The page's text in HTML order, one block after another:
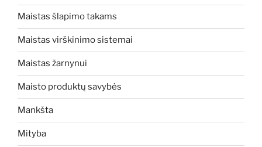
Maistas šlapimo takams
Maistas virškinimo sistemai
Maistas žarnynui
Maisto produktų savybės
Mankšta
Mityba